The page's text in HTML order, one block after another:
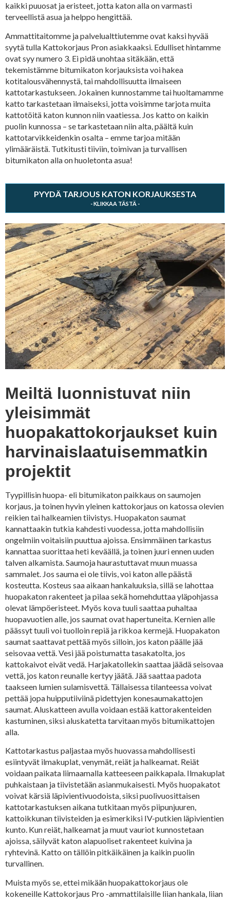
kaikki puuosat ja eristeet, jotta katon alla on varmasti
terveellistä asua ja helppo hengittää.
Ammattitaitomme ja palvelualttiutemme ovat kaksi hyvää
syytä tulla Kattokorjaus Pron asiakkaaksi. Edulliset hintamme
ovat syy numero 3. Ei pidä unohtaa sitäkään, että
tekemistämme bitumikaton korjauksista voi hakea
kotitalousvähennystä, tai mahdollisuutta ilmaiseen
kattotarkastukseen. Jokainen kunnostamme tai huoltamamme
katto tarkastetaan ilmaiseksi, jotta voisimme tarjota muita
kattotöitä katon kunnon niin vaatiessa. Jos katto on kaikin
puolin kunnossa – se tarkastetaan niin alta, päältä kuin
kattotarvikkeidenkin osalta – emme tarjoa mitään
ylimääräistä. Tutkitusti tiiviin, toimivan ja turvallisen
bitumikaton alla on huoletonta asua!
PYYDÄ TARJOUS KATON KORJAUKSESTA
Meiltä luonnistuvat niin
yleisimmät
huopakattokorjaukset kuin
harvinaislaatuisemmatkin
projektit
Tyypillisin huopa- eli bitumikaton paikkaus on saumojen
korjaus, ja toinen hyvin yleinen kattokorjaus on katossa olevien
reikien tai halkeamien tiivistys. Huopakaton saumat
kannattaakin tutkia kahdesti vuodessa, jotta mahdollisiin
ongelmiin voitaisiin puuttua ajoissa. Ensimmäinen tarkastus
kannattaa suorittaa heti keväällä, ja toinen juuri ennen uuden
talven alkamista. Saumoja haurastuttavat muun muassa
sammalet. Jos sauma ei ole tiivis, voi katon alle päästä
kosteutta. Kosteus saa aikaan hankaluuksia, sillä se lahottaa
huopakaton rakenteet ja pilaa sekä homehduttaa yläpohjassa
olevat lämpöeristeet. Myös kova tuuli saattaa puhaltaa
huopavuotien alle, jos saumat ovat hapertuneita. Kernien alle
päässyt tuuli voi tuolloin repiä ja rikkoa kermejä. Huopakaton
saumat saattavat pettää myös silloin, jos katon päälle jää
seisovaa vettä. Vesi jää poistumatta tasakatolta, jos
kattokaivot eivät vedä. Harjakatollekin saattaa jäädä seisovaa
vettä, jos katon reunalle kertyy jäätä. Jää saattaa padota
taakseen lumien sulamisvettä. Tällaisessa tilanteessa voivat
pettää jopa huipputiiviinä pidettyjen konesaumakattojen
saumat. Aluskatteen avulla voidaan estää kattorakenteiden
kastuminen, siksi aluskatetta tarvitaan myös bitumikattojen
alla.
Kattotarkastus paljastaa myös huovassa mahdollisesti
esiintyvät ilmakuplat, venymät, reiät ja halkeamat. Reiät
voidaan paikata liimaamalla katteeseen paikkapala. Ilmakuplat
puhkaistaan ja tiivistetään asianmukaisesti. Myös huopakatot
voivat kärsiä läpivientivuodoista, siksi puolivuosittaisen
kattotarkastuksen aikana tutkitaan myös piipunjuuren,
kattoikkunan tiivisteiden ja esimerkiksi IV-putkien läpivientien
kunto. Kun reiät, halkeamat ja muut vauriot kunnostetaan
ajoissa, säilyvät katon alapuoliset rakenteet kuivina ja
ryhtevinä. Katto on tällöin pitkäikäinen ja kaikin puolin
turvallinen.
Muista myös se, ettei mikään huopakattokorjaus ole
kokeneille Kattokorjaus Pro -ammattilaisille liian hankala, liian